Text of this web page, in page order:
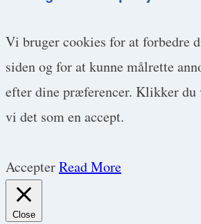
Vi bruger cookies for at forbedre
siden og for at kunne målrette
efter dine præferencer. Klikker du
vi det som en accept.
AccepterRead More
Close